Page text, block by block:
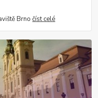
Brnočíst celé